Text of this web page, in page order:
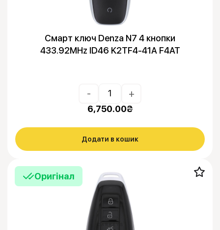
Смарт ключ Denza N7 4 кнопки
433.92MHz ID46 K2TF4-41A F4AT
- +
6,750.00₴
Додати в кошик
Оригінал